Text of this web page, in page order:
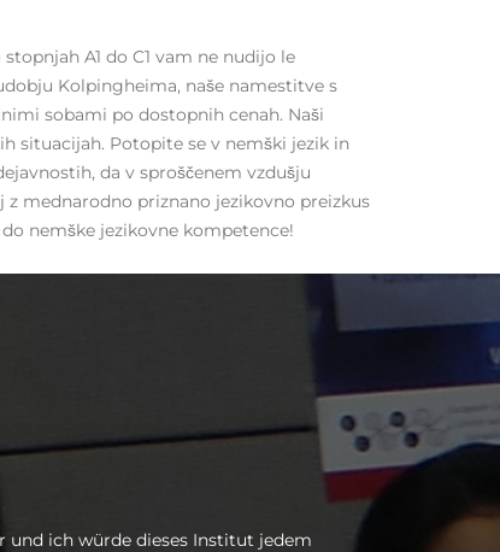
A1 do C1 vam ne nudijo le
Kolpingheima, naše namestitve s
sobami po dostopnih cenah. Naši
situacijah. Potopite se v nemški jezik in
da v sproščenem vzdušju
mednarodno priznano jezikovno preizkus
nemške jezikovne kompetence!
und ich würde dieses Institut jedem